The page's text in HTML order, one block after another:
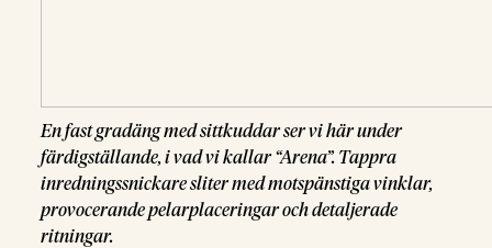
En fast gradäng med sittkuddar ser vi här under
färdigställande, i vad vi kallar “Arena”. Tappra
inredningssnickare sliter med motspänstiga vinklar,
provocerande pelarplaceringar och detaljerade
ritningar.